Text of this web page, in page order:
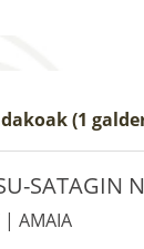
(1
SATAGIN
| AMAIA